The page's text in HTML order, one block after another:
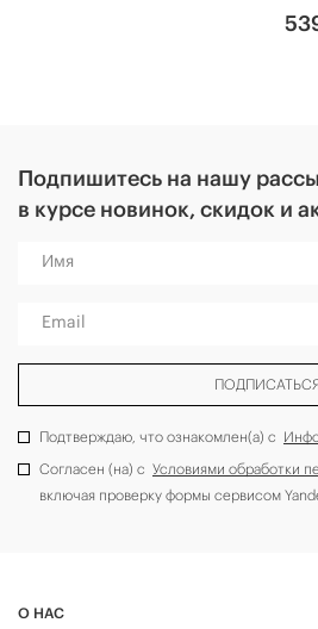
Подпишитесь на нашу
в курсе новинок, скидок и
Имя
Email
Подтверждаю, что ознакомлен(а) с
Согласен (на) с Условиями обработки
включая проверку формы сервисом
О НАС